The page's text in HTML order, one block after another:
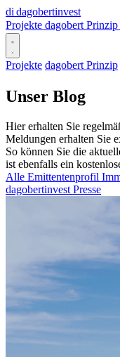
di dagobertinvest
Projekte dagobert Prinzip
Projekte dagobert Prinzip
Unser Blog
Hier erhalten Sie
Meldungen erhalten Sie
So können Sie die
ist ebenfalls ein
Alle Emittentenprofil
dagobertinvest Presse